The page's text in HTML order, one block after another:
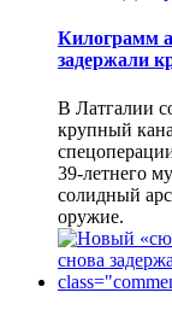
Килограмм
задержали
В Латгалии
крупный
39-летнего
солидный
оружие.